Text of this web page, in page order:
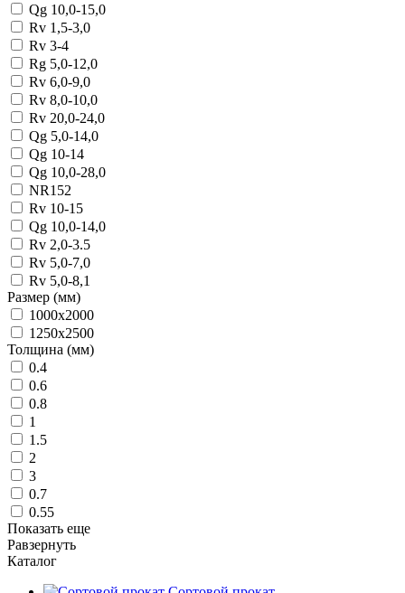
Qg 10,0-15,0
Rv 1,5-3,0
Rv 3-4
Rg 5,0-12,0
Rv 6,0-9,0
Rv 8,0-10,0
Rv 20,0-24,0
Qg 5,0-14,0
Qg 10-14
Qg 10,0-28,0
NR152
Rv 10-15
Qg 10,0-14,0
Rv 2,0-3.5
Rv 5,0-7,0
Rv 5,0-8,1
Размер (мм)
1000x2000
1250x2500
Толщина (мм)
0.4
0.6
0.8
1
1.5
2
3
0.7
0.55
Показать еще
Равзернуть
Каталог